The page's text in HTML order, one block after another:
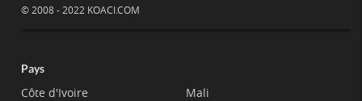
© 2008 - 2022 KOACI.COM
Pays
Côte d'Ivoire
Mali